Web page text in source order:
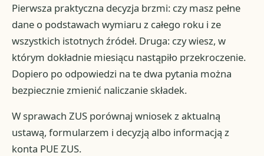
Pierwsza praktyczna decyzja brzmi: czy masz pełne
dane o podstawach wymiaru z całego roku i ze
wszystkich istotnych źródeł. Druga: czy wiesz, w
którym dokładnie miesiącu nastąpiło przekroczenie.
Dopiero po odpowiedzi na te dwa pytania można
bezpiecznie zmienić naliczanie składek.
W sprawach ZUS porównaj wniosek z aktualną
ustawą, formularzem i decyzją albo informacją z
konta PUE ZUS.